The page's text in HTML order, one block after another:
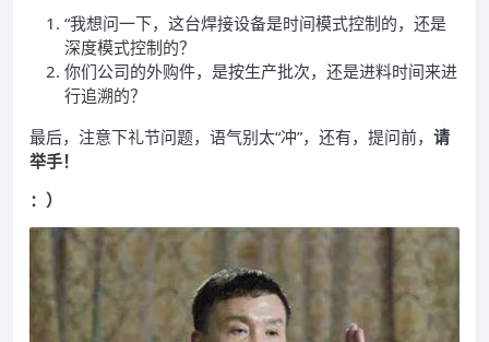
“我想问一下，这台焊接设备是时间模式控制的，还是
深度模式控制的？
你们公司的外购件，是按生产批次，还是进料时间来进
行追溯的？
最后，注意下礼节问题，语气别太“冲”，还有，提问前， 请
举手！
：）